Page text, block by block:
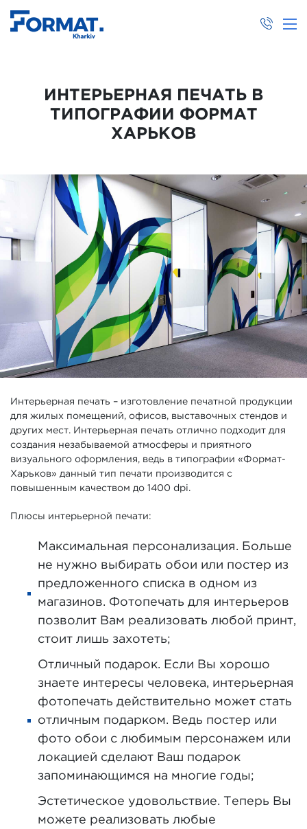
ИНТЕРЬЕРНАЯ ПЕЧАТЬ В
ТИПОГРАФИИ ФОРМАТ
ХАРЬКОВ
Интерьерная печать – изготовление печатной продукции
для жилых помещений, офисов, выставочных стендов и
других мест. Интерьерная печать отлично подходит для
создания незабываемой атмосферы и приятного
визуального оформления, ведь в типографии «Формат-
Харьков» данный тип печати производится с
повышенным качеством до 1400 dpi.
Плюсы интерьерной печати:
Максимальная персонализация. Больше
не нужно выбирать обои или постер из
предложенного списка в одном из
магазинов. Фотопечать для интерьеров
позволит Вам реализовать любой принт,
стоит лишь захотеть;
Отличный подарок. Если Вы хорошо
знаете интересы человека, интерьерная
фотопечать действительно может стать
отличным подарком. Ведь постер или
фото обои с любимым персонажем или
локацией сделают Ваш подарок
запоминающимся на многие годы;
Эстетическое удовольствие. Теперь Вы
можете реализовать любые